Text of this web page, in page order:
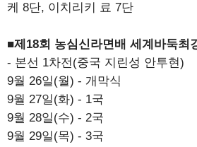
케 8단, 이치리키 료 7단
■제18회 농심신라면배 세계바둑최
- 본선 1차전(중국 지린성 안투현)
9월 26일(월) - 개막식
9월 27일(화) - 1국
9월 28일(수) - 2국
9월 29일(목) - 3국